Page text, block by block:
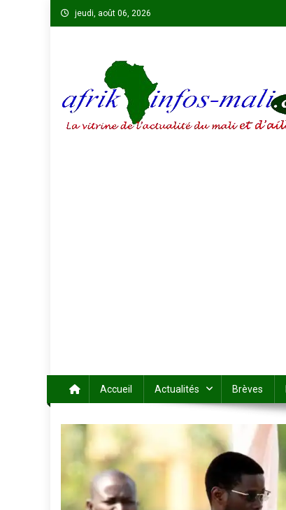
Skip
to
jeudi, août 06, 2026
Accueil Actualités Brèves